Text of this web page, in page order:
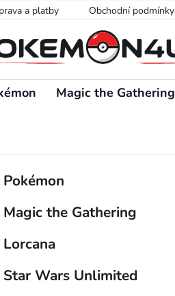
a platby Obchodní podmínky
Magic the Gathering
Pokémon
Magic the Gathering
Lorcana
Star Wars Unlimited